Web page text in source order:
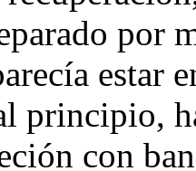
por
estar
principio,
con